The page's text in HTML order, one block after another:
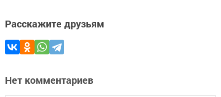
Расскажите друзьям
Нет комментариев